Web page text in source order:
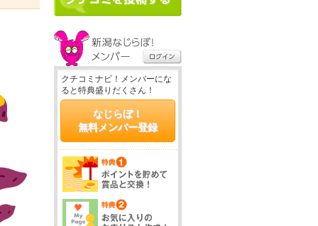
クチコミナビ！メンバーにな
ると特典盛りだくさん！
なじらぼ！
無料メンバー登録